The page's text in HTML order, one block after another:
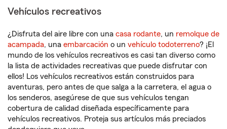
Vehículos recreativos
¿Disfruta del aire libre con una casa rodante, un remolque de
acampada, una embarcación o un vehículo todoterreno? ¡El
mundo de los vehículos recreativos es casi tan diverso como
la lista de actividades recreativas que puede disfrutar con
ellos! Los vehículos recreativos están construidos para
aventuras, pero antes de que salga a la carretera, el agua o
los senderos, asegúrese de que sus vehículos tengan
cobertura de calidad diseñada específicamente para
vehículos recreativos. Proteja sus artículos más preciados